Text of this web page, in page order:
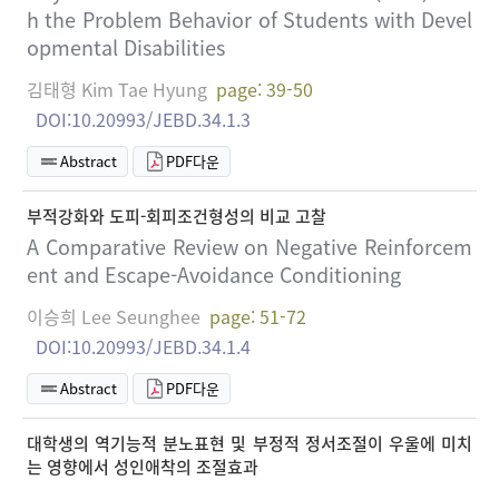
h the Problem Behavior of Students with Devel
opmental Disabilities
김태형 Kim Tae Hyung page: 39-50
DOI:10.20993/JEBD.34.1.3
Abstract PDF다운
부적강화와 도피-회피조건형성의 비교 고찰
A Comparative Review on Negative Reinforcem
ent and Escape-Avoidance Conditioning
이승희 Lee Seunghee page: 51-72
DOI:10.20993/JEBD.34.1.4
Abstract PDF다운
대학생의 역기능적 분노표현 및 부정적 정서조절이 우울에 미치
는 영향에서 성인애착의 조절효과